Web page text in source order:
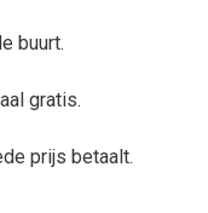
buurt.
gratis.
prijs betaalt.